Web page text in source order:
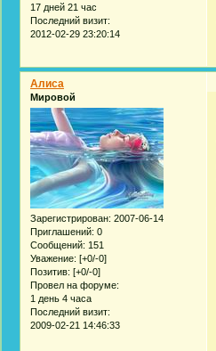
17 дней 21 час
Последний визит:
2012-02-29 23:20:14
Алиса
Мировой
Зарегистрирован: 2007-06-14
Приглашений: 0
Сообщений: 151
Уважение: [+0/-0]
Позитив: [+0/-0]
Провел на форуме:
1 день 4 часа
Последний визит:
2009-02-21 14:46:33